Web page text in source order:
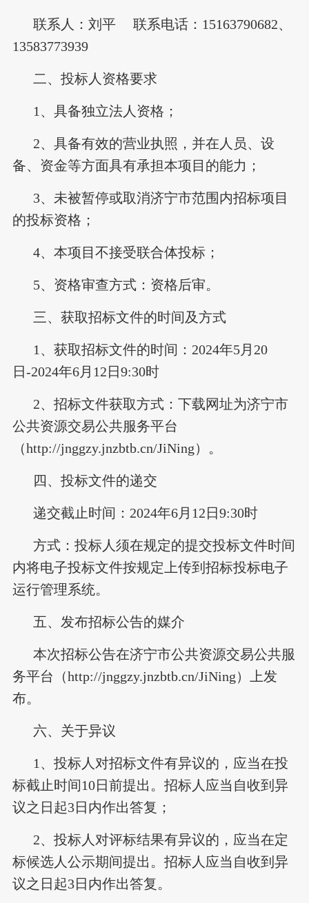
联系人：刘平 联系电话：15163790682、
13583773939
二、投标人资格要求
1、具备独立法人资格；
2、具备有效的营业执照，并在人员、设
备、资金等方面具有承担本项目的能力；
3、未被暂停或取消济宁市范围内招标项目
的投标资格；
4、本项目不接受联合体投标；
5、资格审查方式：资格后审。
三、获取招标文件的时间及方式
1、获取招标文件的时间：2024年5月20
日-2024年6月12日9:30时
2、招标文件获取方式：下载网址为济宁市
公共资源交易公共服务平台
（http://jnggzy.jnzbtb.cn/JiNing）。
四、投标文件的递交
递交截止时间：2024年6月12日9:30时
方式：投标人须在规定的提交投标文件时间
内将电子投标文件按规定上传到招标投标电子
运行管理系统。
五、发布招标公告的媒介
本次招标公告在济宁市公共资源交易公共服
务平台（http://jnggzy.jnzbtb.cn/JiNing）上发
布。
六、关于异议
1、投标人对招标文件有异议的，应当在投
标截止时间10日前提出。招标人应当自收到异
议之日起3日内作出答复；
2、投标人对评标结果有异议的，应当在定
标候选人公示期间提出。招标人应当自收到异
议之日起3日内作出答复。